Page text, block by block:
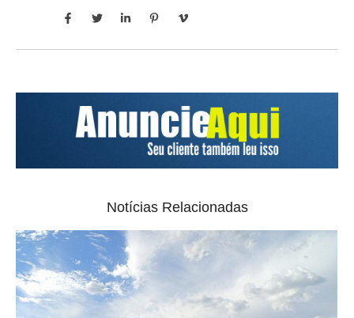
Notícias Relacionadas